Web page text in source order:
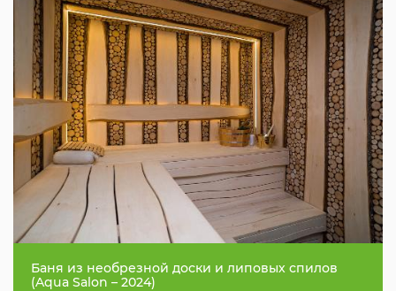
Баня из необрезной доски и липовых спилов
(Aqua Salon – 2024)